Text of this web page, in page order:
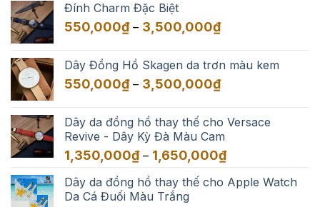
đến
Đính Charm Đặc Biệt
550,000₫ – 3,500,000₫Khoảng
550,000₫
đến
Dây Đồng Hồ Skagen da trơn màu kem
550,000₫ – 3,500,000₫Khoảng
550,000₫
đến
3,500,000₫
Dây da đồng hồ thay thế cho Versace
Revive - Dây Kỳ Đà Màu Cam
1,350,000₫ – 1,650,000₫Khoảng
từ
Dây da đồng hồ thay thế cho Apple Watch
Da Cá Đuối Màu Trắng